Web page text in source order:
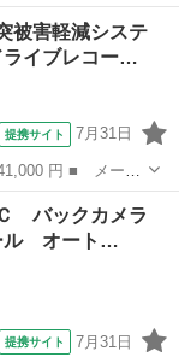
： Ｓ ナビＴ
グＴＶ ■ 排気
被害軽減システ
イブレコー…
提携サイト 7月31日
ド名： Ｇ ★衝
レコーダー ★ク
バックカメラ
ル オート…
提携サイト 7月31日